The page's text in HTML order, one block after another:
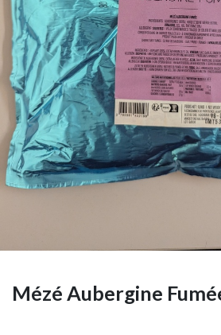
Mézé Aubergine